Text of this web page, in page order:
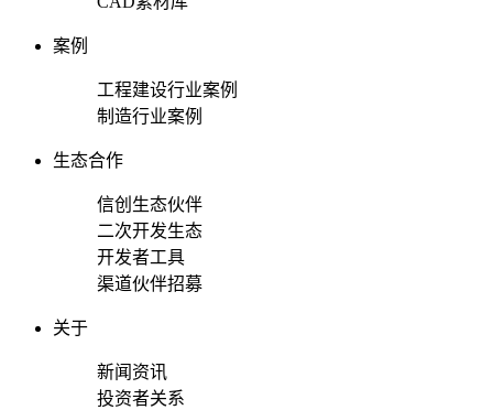
案例
工程建设行业案例
制造行业案例
生态合作
信创生态伙伴
二次开发生态
开发者工具
渠道伙伴招募
关于
新闻资讯
投资者关系